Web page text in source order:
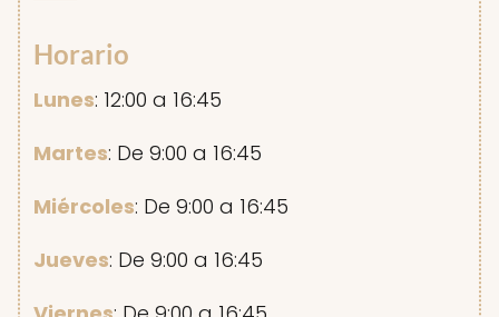
Horario
Lunes: 12:00 a 16:45
Martes: De 9:00 a 16:45
Miércoles: De 9:00 a 16:45
Jueves: De 9:00 a 16:45